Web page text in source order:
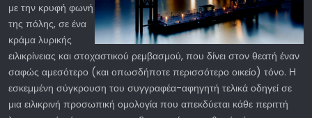
με την κρυφή φωνή
της πόλης, σε ένα
κράμα λυρικής
ειλικρίνειας και στοχαστικού ρεμβασμού, που δίνει στον θεατή έναν
σαφώς αμεσότερο (και οπωσδήποτε περισσότερο οικείο) τόνο. Η
εσκεμμένη σύγκρουση του συγγραφέα-αφηγητή τελικά οδηγεί σε
μια ειλικρινή προσωπική ομολογία που απεκδύεται κάθε περιττή